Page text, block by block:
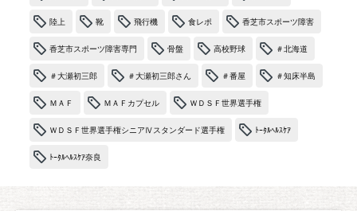
陸上 靴 飛行機 食レポ 香芝市スポーツ障害
香芝市スポーツ障害専門 骨盤 高校野球 ＃北海道
＃大瀬初三郎 ＃大瀬初三郎さん ＃番屋 ＃知床半島
ＭＡＦ ＭＡＦカプセル ＷＤＳＦ世界選手権
ＷＤＳＦ世界選手権シニアⅣスタンダード選手権 ﾄｰﾀﾙﾍﾙｽｹｱ
ﾄｰﾀﾙﾍﾙｽｹｱ奈良